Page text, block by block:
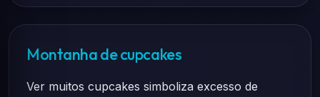
Montanha de cupcakes
Ver muitos cupcakes simboliza excesso de